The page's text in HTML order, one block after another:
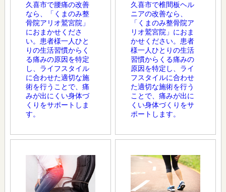
久喜市で腰痛の改善
なら、「くまのみ整
骨院アリオ鷲宮院」
におまかせくださ
い。患者様一人ひと
りの生活習慣からく
る痛みの原因を特定
し、ライフスタイル
に合わせた適切な施
術を行うことで、痛
みが出にくい身体づ
くりをサポートしま
す。
久喜市で椎間板ヘル
ニアの改善なら、
「くまのみ整骨院ア
リオ鷲宮院」におま
かせください。患者
様一人ひとりの生活
習慣からくる痛みの
原因を特定し、ライ
フスタイルに合わせ
た適切な施術を行う
ことで、痛みが出に
くい身体づくりをサ
ポートします。